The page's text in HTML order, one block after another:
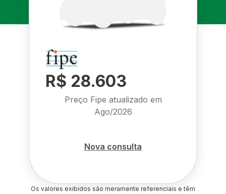
R$ 28.603
Preço Fipe atualizado em
Ago/2026
Nova consulta
Os valores exibidos são meramente referenciais e têm